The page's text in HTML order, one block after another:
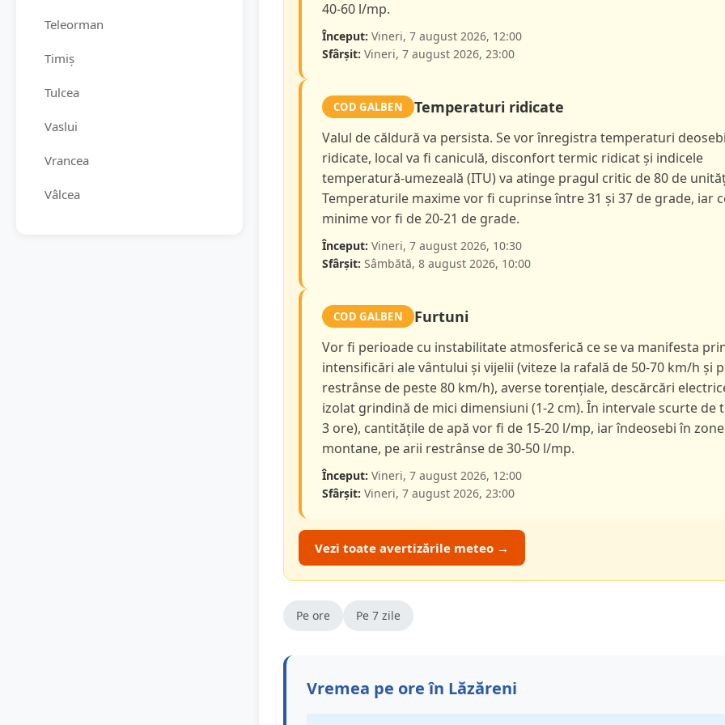
Teleorman
Timiș
Tulcea
Vaslui
Vrancea
Vâlcea
40-60 l/mp.
Început: Vineri, 7 august 2026, 12:00
Sfârșit: Vineri, 7 august 2026, 23:00
COD GALBEN Temperaturi ridicate
Valul de căldură va persista. Se vor înregistra temperaturi
ridicate, local va fi caniculă, disconfort termic ridicat și indicele
temperatură-umezeală (ITU) va atinge pragul critic de 80 de
Temperaturile maxime vor fi cuprinse între 31 și 37 de grade, iar
minime vor fi de 20-21 de grade.
Început: Vineri, 7 august 2026, 10:30
Sfârșit: Sâmbătă, 8 august 2026, 10:00
COD GALBEN Furtuni
Vor fi perioade cu instabilitate atmosferică ce se va manifesta
intensificări ale vântului și vijelii (viteze la rafală de 50-70 km/h și
restrânse de peste 80 km/h), averse torențiale, descărcări
izolat grindină de mici dimensiuni (1-2 cm). În intervale scurte de
3 ore), cantitățile de apă vor fi de 15-20 l/mp, iar îndeosebi în
montane, pe arii restrânse de 30-50 l/mp.
Început: Vineri, 7 august 2026, 12:00
Sfârșit: Vineri, 7 august 2026, 23:00
Vezi toate avertizările meteo →
Pe ore Pe 7 zile
Vremea pe ore în Lăzăreni